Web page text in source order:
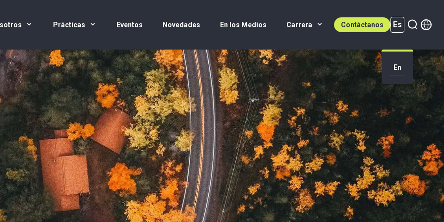
Prácticas Eventos Novedades En los Medios Carrera Contáctanos Es
Es (active)
En